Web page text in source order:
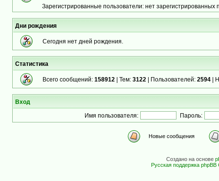
Зарегистрированные пользователи: нет зарегистрированных
Дни рождения
Сегодня нет дней рождения.
Статистика
Всего сообщений: 158912 | Тем: 3122 | Пользователей: 2594 |
Вход
Имя пользователя: Пароль:
Новые сообщения
Создано на основе
Русская поддержка phpBB